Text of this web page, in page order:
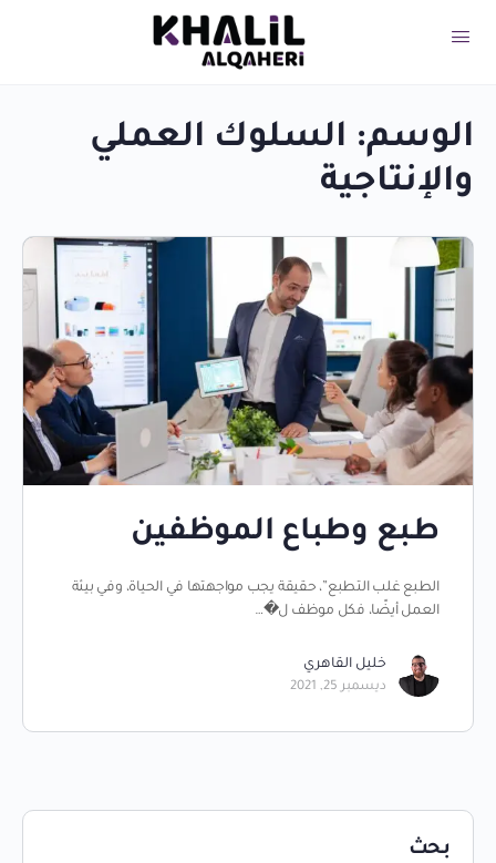
الوسم: السلوك العملي
والإنتاجية
طبع وطباع الموظفين
الطبع غلب التطبع”، حقيقة يجب مواجهتها في الحياة، وفي بيئة
العمل أيضًا، فكل موظف ل�…
خليل القاهري
ديسمبر 25, 2021
بحث